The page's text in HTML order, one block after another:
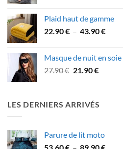
Plaid haut de gamme
22.90€ – 43.90€Plage
22.90
Masque de nuit en soie
27.90€ Le
était :
21.90€Le
est :
LES DERNIERS ARRIVÉS
Parure de lit moto
Plage